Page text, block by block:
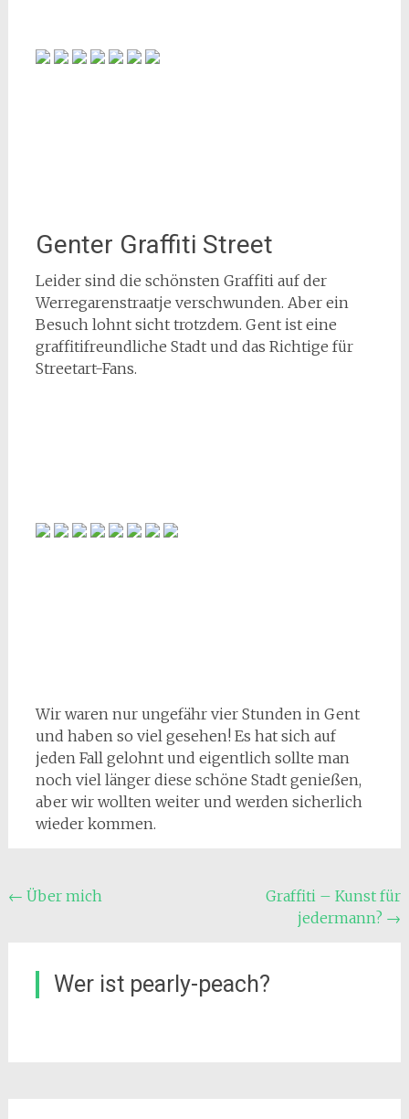
Genter Graffiti Street
Leider sind die schönsten Graffiti auf der
Werregarenstraatje verschwunden. Aber ein
Besuch lohnt sicht trotzdem. Gent ist eine
graffitifreundliche Stadt und das Richtige für
Streetart-Fans.
Wir waren nur ungefähr vier Stunden in Gent
und haben so viel gesehen! Es hat sich auf
jeden Fall gelohnt und eigentlich sollte man
noch viel länger diese schöne Stadt genießen,
aber wir wollten weiter und werden sicherlich
wieder kommen.
Post
← Über mich
Graffiti – Kunst für
jedermann? →
Wer ist pearly-peach?